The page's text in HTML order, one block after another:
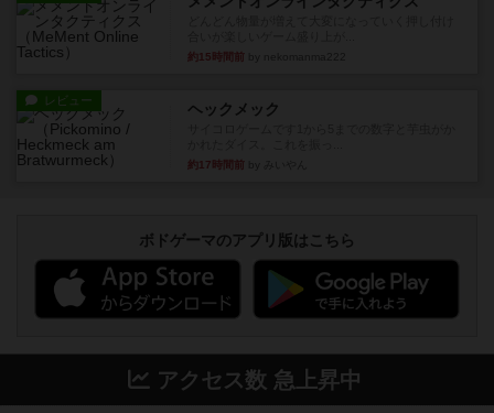
約15時間前
レビュー ヘックメック
約17時間前
ボドゲーマのアプリ版はこちら
アクセス数 急上昇中